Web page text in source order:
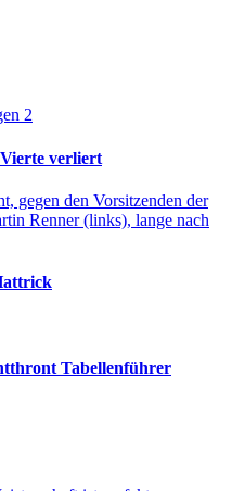
verliert
Tabellenführer